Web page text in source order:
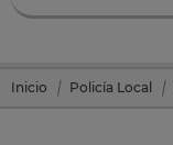
Inicio Policía Local